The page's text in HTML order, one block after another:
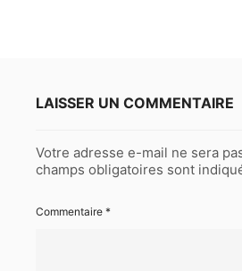
LAISSER UN COMMENTAIRE
Votre adresse e-mail ne sera
champs obligatoires sont
Commentaire *